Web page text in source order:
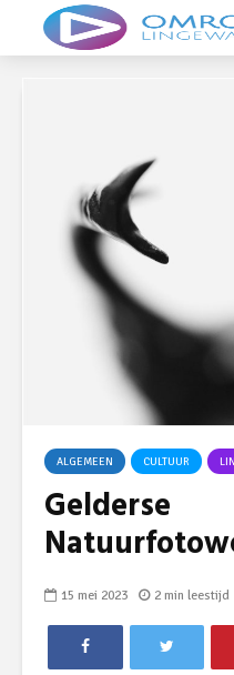
ALGEMEEN CULTUUR
Gelderse
15 mei 2023 2 min leestijd